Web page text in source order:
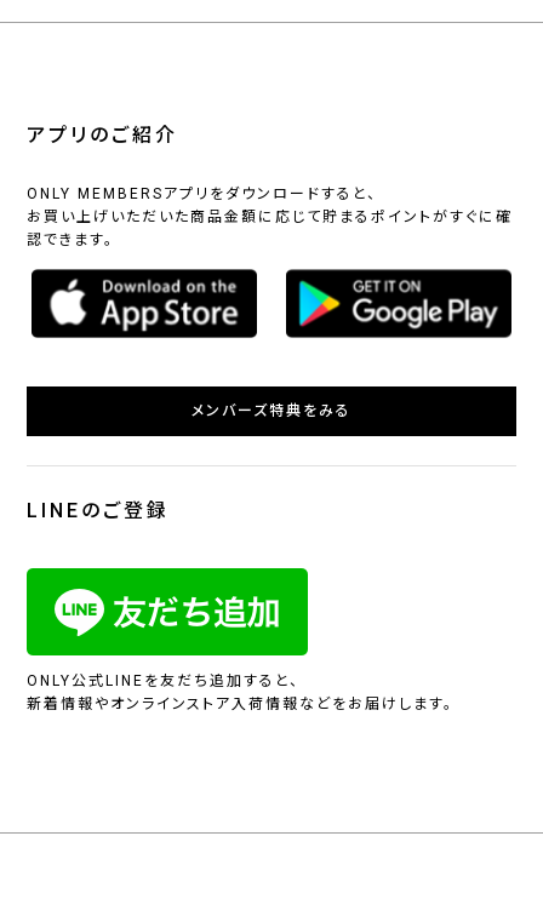
アプリのご紹介
ONLY MEMBERSアプリをダウンロードすると、
お買い上げいただいた商品金額に応じて貯まるポイントがすぐに確
認できます。
メンバーズ特典をみる
LINEのご登録
ONLY公式LINEを友だち追加すると、
新着情報やオンラインストア入荷情報などをお届けします。